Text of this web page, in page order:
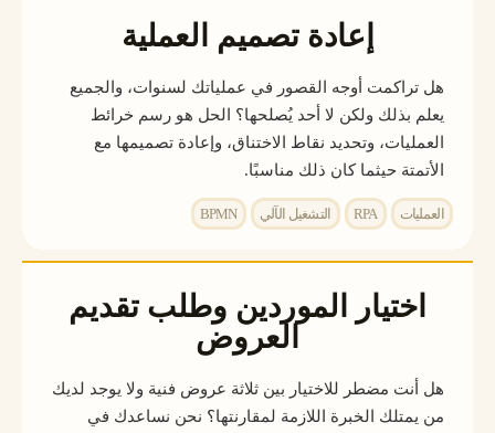
إعادة تصميم العملية
هل تراكمت أوجه القصور في عملياتك لسنوات، والجميع
يعلم بذلك ولكن لا أحد يُصلحها؟ الحل هو رسم خرائط
العمليات، وتحديد نقاط الاختناق، وإعادة تصميمها مع
الأتمتة حيثما كان ذلك مناسبًا.
العمليات RPA التشغيل الآلي BPMN
اختيار الموردين وطلب تقديم
العروض
هل أنت مضطر للاختيار بين ثلاثة عروض فنية ولا يوجد لديك
من يمتلك الخبرة اللازمة لمقارنتها؟ نحن نساعدك في